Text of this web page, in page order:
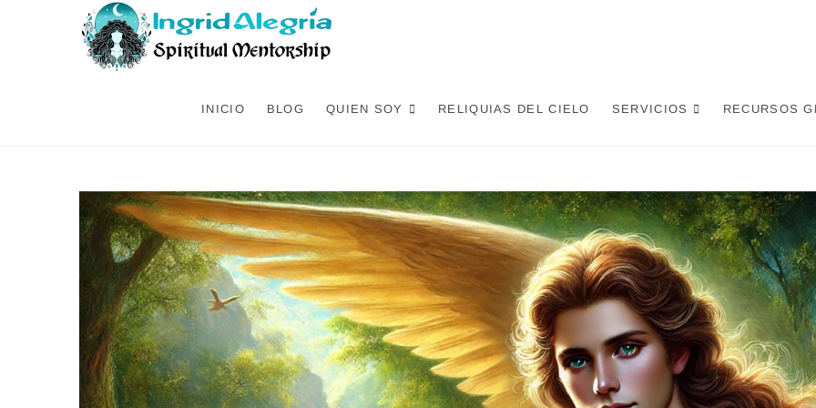
INICIO BLOG QUIEN SOY RELIQUIAS DEL CIELO SERVICIOS RECURSOS